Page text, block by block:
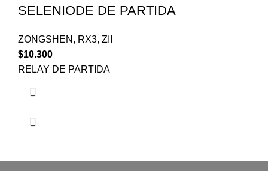
SELENIODE DE PARTIDA
ZONGSHEN , RX3, ZII
$10.300
RELAY DE PARTIDA